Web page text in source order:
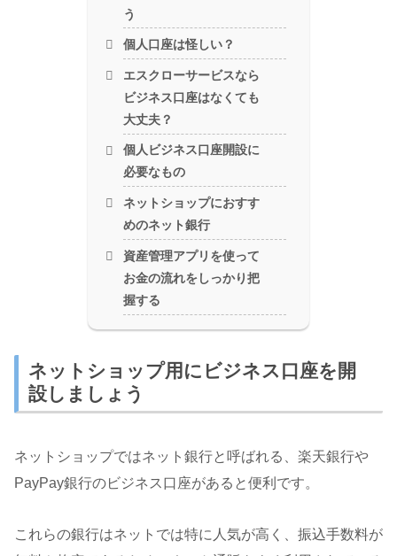
う
個人口座は怪しい？
エスクローサービスなら
ビジネス口座はなくても
大丈夫？
個人ビジネス口座開設に
必要なもの
ネットショップにおすす
めのネット銀行
資産管理アプリを使って
お金の流れをしっかり把
握する
ネットショップ用にビジネス口座を開
設しましょう
ネットショップではネット銀行と呼ばれる、楽天銀行や
PayPay銀行のビジネス口座があると便利です。
これらの銀行はネットでは特に人気が高く、振込手数料が